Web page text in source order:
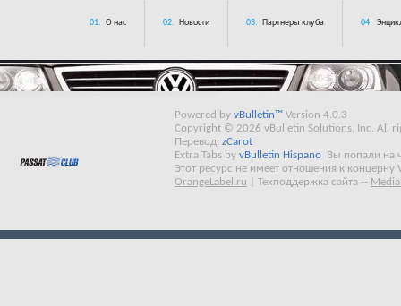
01. О нас 02. Новости 03. Партнеры клуба 04.
Powered by vBulletin™ Version 4.0.3
Copyright © 2026 vBulletin Solutions, Inc. All
Перевод: zCarot
Extra Tabs by vBulletin Hispano
Вы попали на
Этот ресурс не имеет отношения к концерну
OrangeLabel.ru
Техподдержка сайта --